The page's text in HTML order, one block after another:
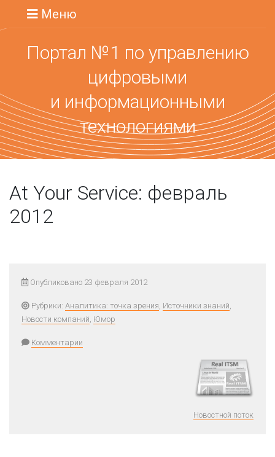
Меню
Портал №1 по управлению
цифровыми
и информационными
технологиями
At Your Service: февраль
2012
Опубликовано 23 февраля 2012
Рубрики: Аналитика: точка зрения, Источники знаний,
Новости компаний, Юмор
Комментарии
Новостной поток